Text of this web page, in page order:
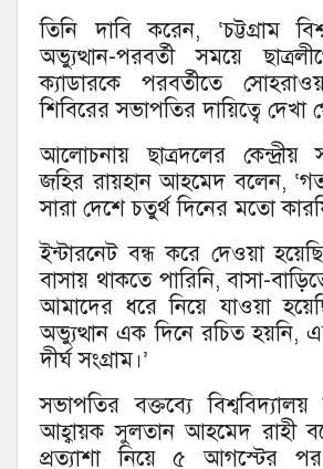
তিনি দাবি করেন, ‘চট্টগ্রাম
অভ্যুত্থান-পরবর্তী সময়ে
ক্যাডারকে পরবর্তীতে
শিবিরের সভাপতির দায়িত্বে দেখা
আলোচনায় ছাত্রদলের
জহির রায়হান আহমেদ বলেন,
সারা দেশে চতুর্থ দিনের মতো
ইন্টারনেট বন্ধ করে দেওয়া
বাসায় থাকতে পারিনি, বাসা-
আমাদের ধরে নিয়ে যাওয়া
অভ্যুত্থান এক দিনে রচিত হয়নি,
দীর্ঘ সংগ্রাম।’
সভাপতির বক্তব্যে বিশ্ববিদ্যালয়
আহ্বায়ক সুলতান আহমেদ রাহী
প্রত্যাশা নিয়ে ৫ আগস্টের